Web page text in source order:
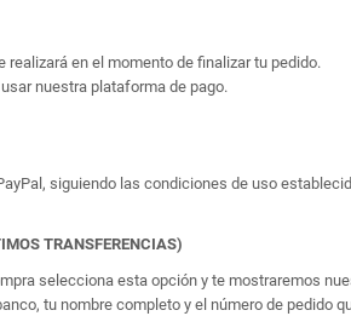
en el momento de finalizar tu pedido.
nuestra plataforma de pago.
siguiendo las condiciones de uso
TRANSFERENCIAS)
selecciona esta opción y te mostraremos
tu nombre completo y el número de pedido